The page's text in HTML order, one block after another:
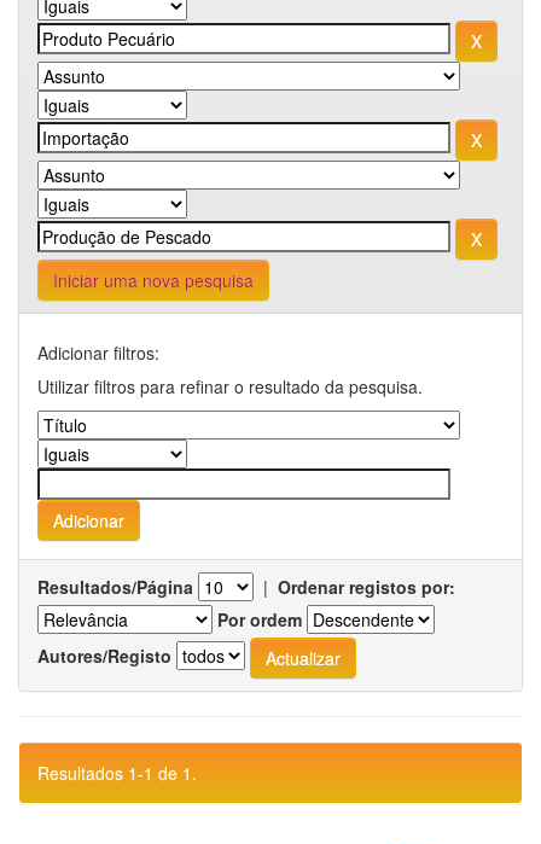
Iniciar uma nova pesquisa
Adicionar filtros:
Utilizar filtros para refinar o resultado da pesquisa.
Resultados/Página | Ordenar registos por:
Por ordem
Autores/Registo
Resultados 1-1 de 1.